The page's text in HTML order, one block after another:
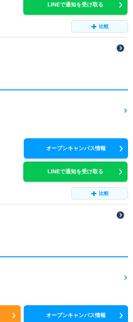
LINEで通知を受け取る
比較
オープンキャンパス情報
LINEで通知を受け取る
比較
オープンキャンパス情報